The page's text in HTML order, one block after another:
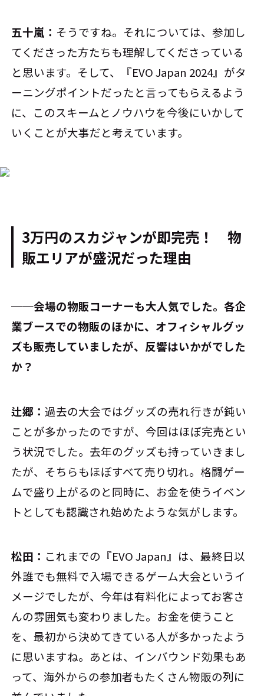
五十嵐： そうですね。それについては、参加し
てくださった方たちも理解してくださっている
と思います。そして、『EVO Japan 2024』がタ
ーニングポイントだったと言ってもらえるよう
に、このスキームとノウハウを今後にいかして
いくことが大事だと考えています。
3万円のスカジャンが即完売！ 物
販エリアが盛況だった理由
──会場の物販コーナーも大人気でした。各企
業ブースでの物販のほかに、オフィシャルグッ
ズも販売していましたが、反響はいかがでした
か？
辻郷：過去の大会ではグッズの売れ行きが鈍い
ことが多かったのですが、今回はほぼ完売とい
う状況でした。去年のグッズも持っていきまし
たが、そちらもほぼすべて売り切れ。格闘ゲー
ムで盛り上がるのと同時に、お金を使うイベン
トとしても認識され始めたような気がします。
松田： これまでの『EVO Japan』は、最終日以
外誰でも無料で入場できるゲーム大会というイ
メージでしたが、今年は有料化によってお客さ
んの雰囲気も変わりました。お金を使うこと
を、最初から決めてきている人が多かったよう
に思いますね。あとは、インバウンド効果もあ
って、海外からの参加者もたくさん物販の列に